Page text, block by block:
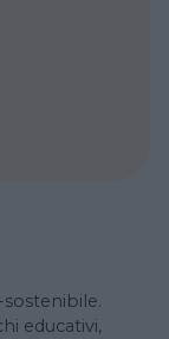
educativi,